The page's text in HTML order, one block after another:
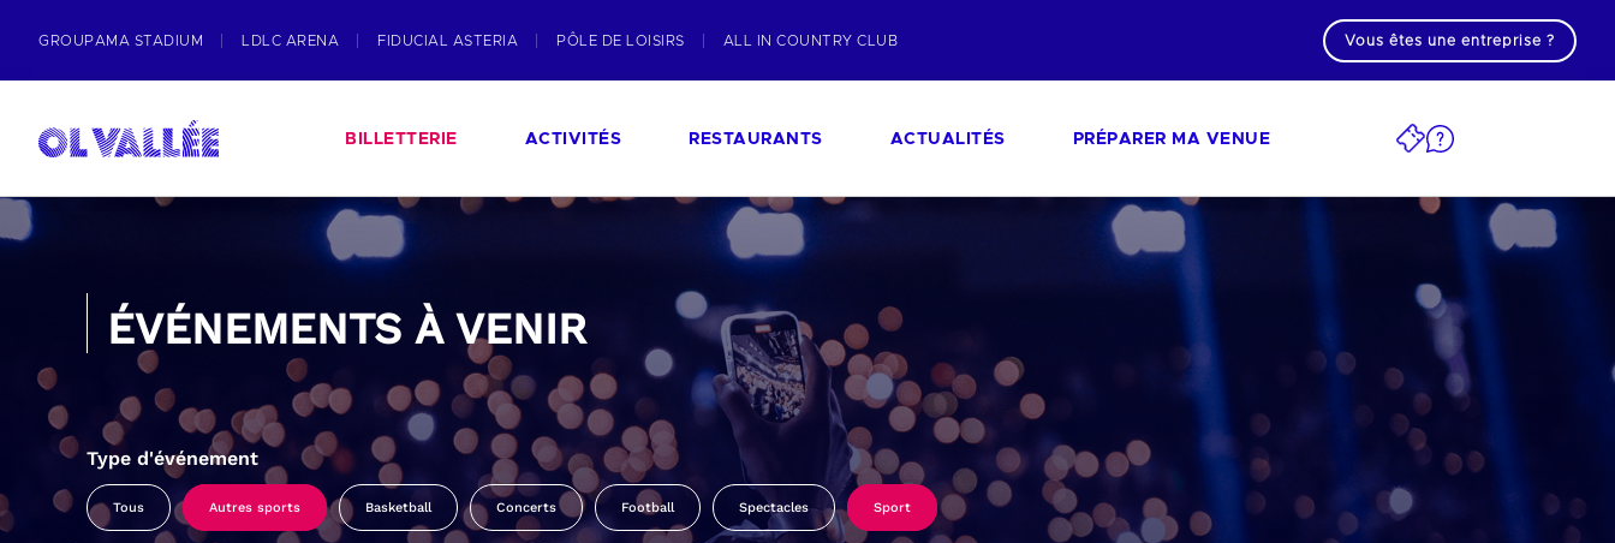
GROUPAMA STADIUM LDLC ARENA FIDUCIAL ASTERIA PÔLE DE LOISIRS ALL IN COUNTRY CLUB Vous êtes une entreprise ?
BILLETTERIE ACTIVITÉS RESTAURANTS ACTUALITÉS PRÉPARER MA VENUE
ÉVÉNEMENTS À VENIR
Type d'événement
Tous Autres sports Basketball Concerts Football Spectacles Sport